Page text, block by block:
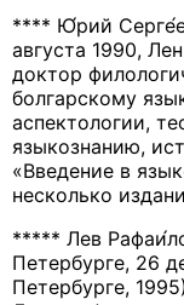
**** Ю́рий
августа 1990,
доктор
болгарскому
аспектологии,
языкознанию,
«Введение в
несколько
***** Лев
Петербурге, 26
Петербурге,